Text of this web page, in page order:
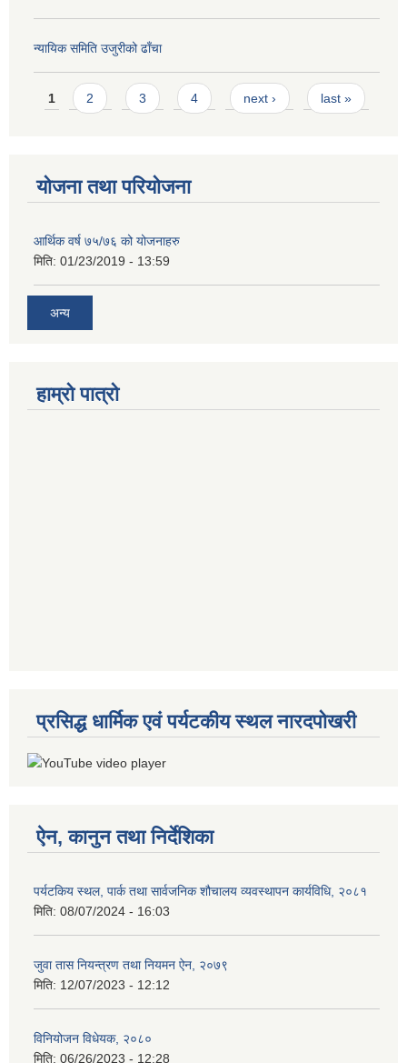
न्यायिक समिति उजुरीको ढाँचा
Pages
1 2 3 4 next › last »
योजना तथा परियोजना
आर्थिक वर्ष ७५/७६ को योजनाहरु
मिति: 01/23/2019 - 13:59
अन्य
हाम्रो पात्रो
प्रसिद्ध धार्मिक एवं पर्यटकीय स्थल नारदपोखरी
ऐन, कानुन तथा निर्देशिका
पर्यटकिय स्थल, पार्क तथा सार्वजनिक शौचालय व्यवस्थापन कार्यविधि, २०८१
मिति: 08/07/2024 - 16:03
जुवा तास नियन्त्रण तथा नियमन ऐन, २०७९
मिति: 12/07/2023 - 12:12
विनियोजन विधेयक, २०८०
मिति: 06/26/2023 - 12:28